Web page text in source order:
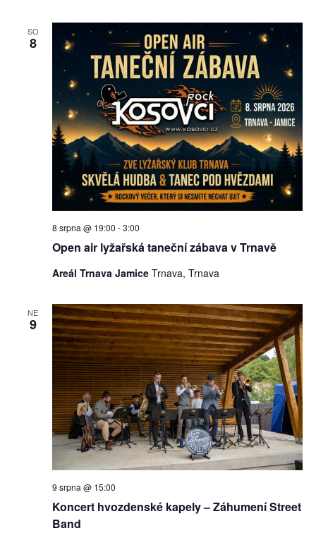
SO
8
Open air lyžařská taneční zábava v Trnavě
8 srpna @ 19:00 -3:00
Areál Trnava Jamice Trnava, Trnava
NE
9
Koncert hvozdenské kapely – Záhumení Street
Band
9 srpna @ 15:00